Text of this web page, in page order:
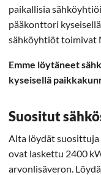
paikallisia
pääkonttori
sähköyhtiöt toimivat
Emme löytäneet
kyseisellä
Suositut
Alta löydät
ovat laskettu 2400
arvonlisäveron.